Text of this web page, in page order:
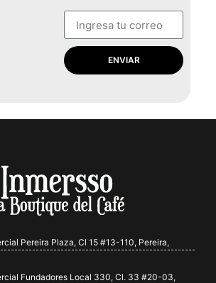
ENVIAR
Pereira Plaza, Cl 15 #13-110, Pereira,
Fundadores Local 330, Cl. 33 #20-03,